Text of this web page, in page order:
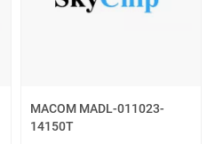
MACOM MADL-011023-
14150T